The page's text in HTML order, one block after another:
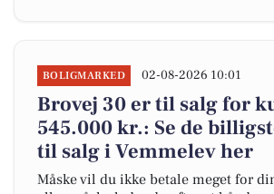
BOLIGMARKED 02-08-2026 10:01
Brovej 30 er til salg for
545.000 kr.: Se de
til salg i Vemmelev her
Måske vil du ikke betale meget for